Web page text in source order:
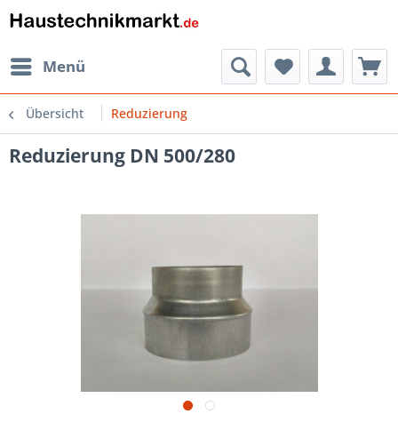
Menü
Übersicht Reduzierung
Reduzierung DN 500/280